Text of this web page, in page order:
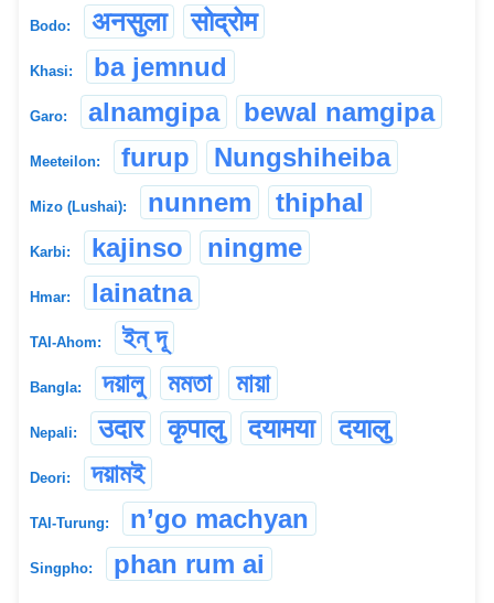
Bodo: अनसुला सोद्रोम
Khasi: ba jemnud
Garo: alnamgipa bewal namgipa
Meeteilon: furup Nungshiheiba
Mizo (Lushai): nunnem thiphal
Karbi: kajinso ningme
Hmar: lainatna
TAI-Ahom: ইন্ দূ
Bangla: দয়ালু মমতা মায়া
Nepali: उदार कृपालु दयामया दयालु
Deori: দয়ামই
TAI-Turung: n’go machyan
Singpho: phan rum ai